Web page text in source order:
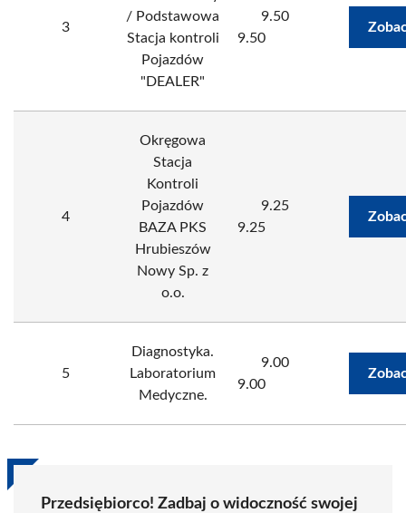
3
/ Podstawowa
Stacja kontroli
Pojazdów
"DEALER"
9.50
9.50
4
Okręgowa
Stacja
Kontroli
Pojazdów
BAZA PKS
Hrubieszów
Nowy Sp. z
o.o.
9.25
9.25
5
Diagnostyka.
Laboratorium
Medyczne.
9.00
9.00
Przedsiębiorco! Zadbaj o widoczność swojej